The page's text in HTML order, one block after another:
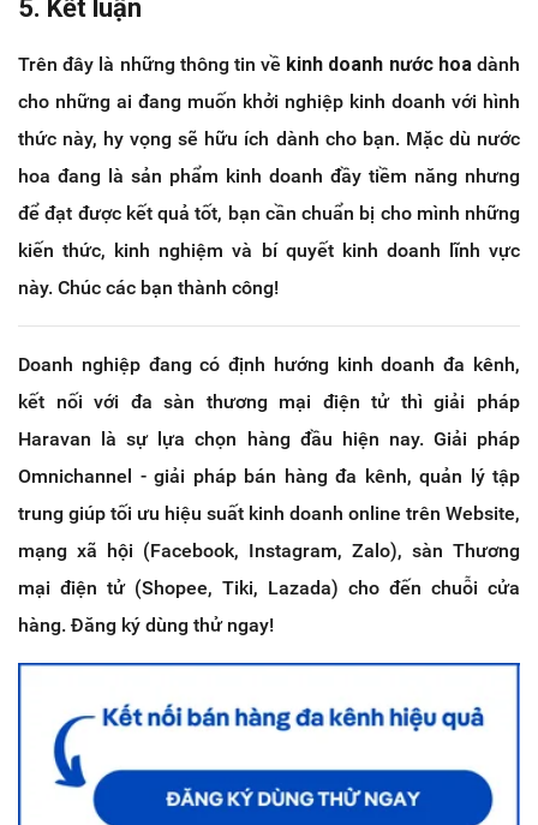
5. Kết luận
Trên đây là những thông tin về kinh doanh nước hoa dành
cho những ai đang muốn khởi nghiệp kinh doanh với hình
thức này, hy vọng sẽ hữu ích dành cho bạn. Mặc dù nước
hoa đang là sản phẩm kinh doanh đầy tiềm năng nhưng
để đạt được kết quả tốt, bạn cần chuẩn bị cho mình những
kiến thức, kinh nghiệm và bí quyết kinh doanh lĩnh vực
này. Chúc các bạn thành công!
Doanh nghiệp đang có định hướng kinh doanh đa kênh,
kết nối với đa sàn thương mại điện tử thì giải pháp
Haravan là sự lựa chọn hàng đầu hiện nay. Giải pháp
Omnichannel - giải pháp bán hàng đa kênh, quản lý tập
trung giúp tối ưu hiệu suất kinh doanh online trên Website,
mạng xã hội (Facebook, Instagram, Zalo), sàn Thương
mại điện tử (Shopee, Tiki, Lazada) cho đến chuỗi cửa
hàng. Đăng ký dùng thử ngay!